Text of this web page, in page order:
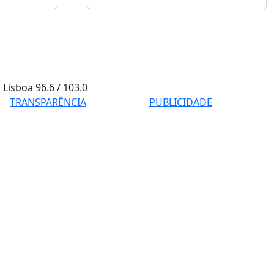
Lisboa96.6 / 103.0
TRANSPARÊNCIA
PUBLICIDADE